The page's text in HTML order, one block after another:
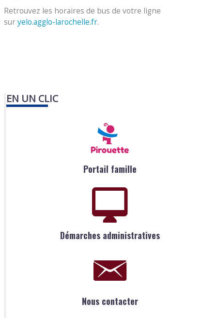
Retrouvez les horaires de bus de votre ligne
suryelo.agglo-larochelle.fr.
EN UN CLIC
Portail famille
Démarches administratives
Nous contacter